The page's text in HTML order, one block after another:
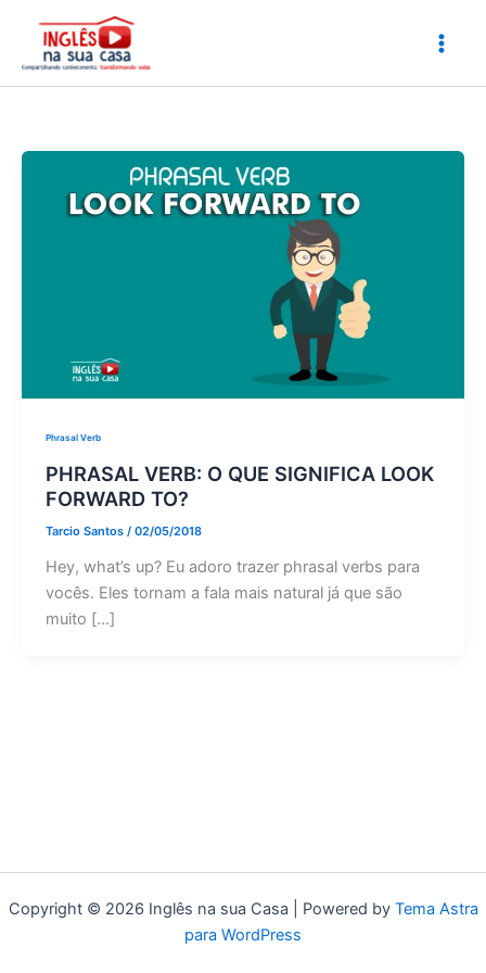
conteúdo
Phrasal Verb
PHRASAL VERB: O QUE SIGNIFICA LOOK
FORWARD TO?
Tarcio Santos / 02/05/2018
Hey, what’s up? Eu adoro trazer phrasal verbs para
vocês. Eles tornam a fala mais natural já que são
muito […]
Copyright © 2026 Inglês na sua Casa | Powered by Tema Astra
para WordPress